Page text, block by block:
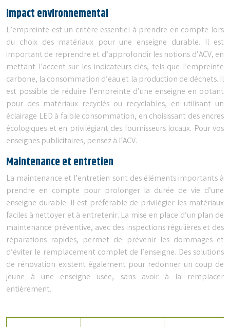
Impact environnemental
L’empreinte est un critère essentiel à prendre en compte lors
du choix des matériaux pour une enseigne durable. Il est
important de reprendre et d’approfondir les notions d’ACV, en
mettant l’accent sur les indicateurs clés, tels que l’empreinte
carbone, la consommation d’eau et la production de déchets. Il
est possible de réduire l’empreinte d’une enseigne en optant
pour des matériaux recyclés ou recyclables, en utilisant un
éclairage LED à faible consommation, en choisissant des encres
écologiques et en privilégiant des fournisseurs locaux. Pour vos
enseignes publicitaires, pensez à l’ACV.
Maintenance et entretien
La maintenance et l’entretien sont des éléments importants à
prendre en compte pour prolonger la durée de vie d’une
enseigne durable. Il est préférable de privilégier les matériaux
faciles à nettoyer et à entretenir. La mise en place d’un plan de
maintenance préventive, avec des inspections régulières et des
réparations rapides, permet de prévenir les dommages et
d’éviter le remplacement complet de l’enseigne. Des solutions
de rénovation existent également pour redonner un coup de
jeune à une enseigne usée, sans avoir à la remplacer
entièrement.